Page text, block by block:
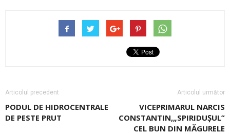
Articolul precedent
PODUL DE HIDROCENTRALE
DE PESTE PRUT
Articolul următor
VICEPRIMARUL NARCIS
CONSTANTIN,„SPIRIDUŞUL”
CEL BUN DIN MĂGURELE